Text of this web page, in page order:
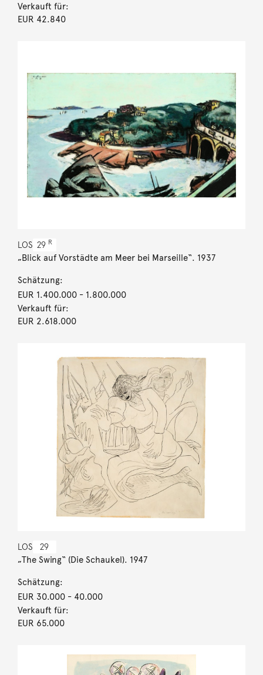
Verkauft für:
EUR 42.840
LOS 29 R
„Blick auf Vorstädte am Meer bei Marseille“. 1937
Schätzung:
EUR 1.400.000- 1.800.000
Verkauft für:
EUR 2.618.000
LOS 29
„The Swing“ (Die Schaukel). 1947
Schätzung:
EUR 30.000- 40.000
Verkauft für:
EUR 65.000